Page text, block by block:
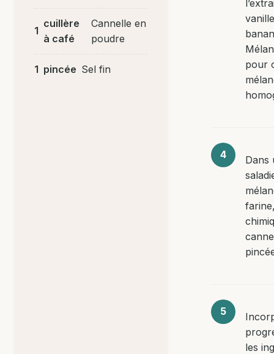
1
cuillère
à café
Cannelle en
poudre
1 pincée Sel fin
pour
Dans
les